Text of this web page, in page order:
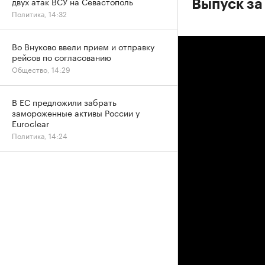
Выпуск
Политика, 14:32
Во Внуково ввели прием и отправку
рейсов по согласованию
Общество, 14:29
В ЕС предложили забрать
замороженные активы России у
Euroclear
Политика, 14:24